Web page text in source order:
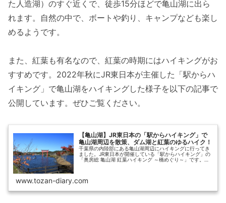
た人造湖）のすぐ近くで、徒歩15分ほどで亀山湖に出ら
れます。自然の中で、ボートや釣り、キャンプなども楽し
めるようです。
また、紅葉も有名なので、紅葉の時期にはハイキングがお
すすめです。2022年秋にJR東日本が主催した「駅からハ
イキング」で亀山湖をハイキングした様子を以下の記事で
公開しています。ぜひご覧ください。
【亀山湖】JR東日本の「駅からハイキング」で
亀山湖周辺を散策、ダム湖と紅葉のゆるハイク！
千葉県の内陸部にある亀山湖周辺にハイキングに行ってき
ました。JR東日本が開催している「駅からハイキング」の
「奥房総 亀山湖 紅葉ハイキング ～橋めぐり～」です。紅
www.tozan-diary.com